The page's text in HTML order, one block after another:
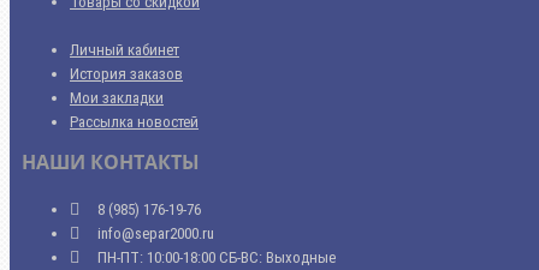
Личный кабинет
История заказов
Мои закладки
Рассылка новостей
НАШИ КОНТАКТЫ
8 (985) 176-19-76
info@separ2000.ru
ПН-ПТ: 10:00-18:00 СБ-ВС: Выходные